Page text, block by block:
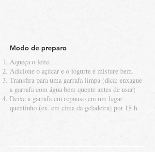
Modo de preparo
Aqueça o leite.
Adicione o açúcar e o iogurte e misture bem.
Transfira para uma garrafa limpa (dica: enxague
a garrafa com água bem quente antes de usar)
Deixe a garrafa em repouso em um lugar
quentinho (ex. em cima da geladeira) por 18 h.